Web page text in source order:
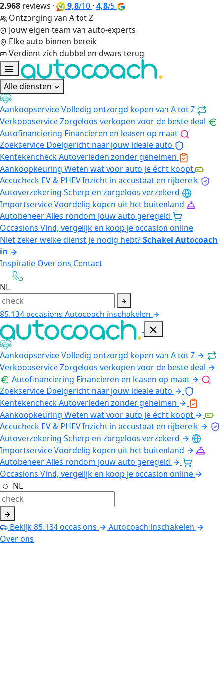
2.968 reviews · 9,8/10 · 4,8/5
Ontzorging van A tot Z
Jouw eigen team van auto-experts
Elke auto binnen bereik
Verdient zich dubbel en dwars terug
Alle diensten
AankoopserviceVolledig ontzorgd kopen van A tot Z
VerkoopserviceZorgeloos verkopen voor de beste deal
Autofinanciering Financieren en leasen op maat
Zoekservice Doelgericht naar jouw ideale auto
KentekencheckAutoverleden zonder geheimen
Aankoopkeuring Weten wat voor auto je écht koopt
Accucheck EV & PHEVInzicht in accustaat en rijbereik
Autoverzekering Scherp en zorgeloos verzekerd
ImportserviceVoordelig kopen uit het buitenland
AutobeheerAlles rondom jouw auto geregeld
Occasions Vind, vergelijk en koop je occasion online
Niet zeker welke dienst je nodig hebt?Schakel Autocoach
in
Inspiratie Over ons Contact
NL
85.134occasions Autocoach inschakelen
AankoopserviceVolledig ontzorgd kopen van A tot Z
VerkoopserviceZorgeloos verkopen voor de beste deal
Autofinanciering Financieren en leasen op maat
Zoekservice Doelgericht naar jouw ideale auto
KentekencheckAutoverleden zonder geheimen
Aankoopkeuring Weten wat voor auto je écht koopt
Accucheck EV & PHEVInzicht in accustaat en rijbereik
Autoverzekering Scherp en zorgeloos verzekerd
ImportserviceVoordelig kopen uit het buitenland
AutobeheerAlles rondom jouw auto geregeld
Occasions Vind, vergelijk en koop je occasion online
NL
Bekijk85.134occasions
Autocoach inschakelen
Over ons